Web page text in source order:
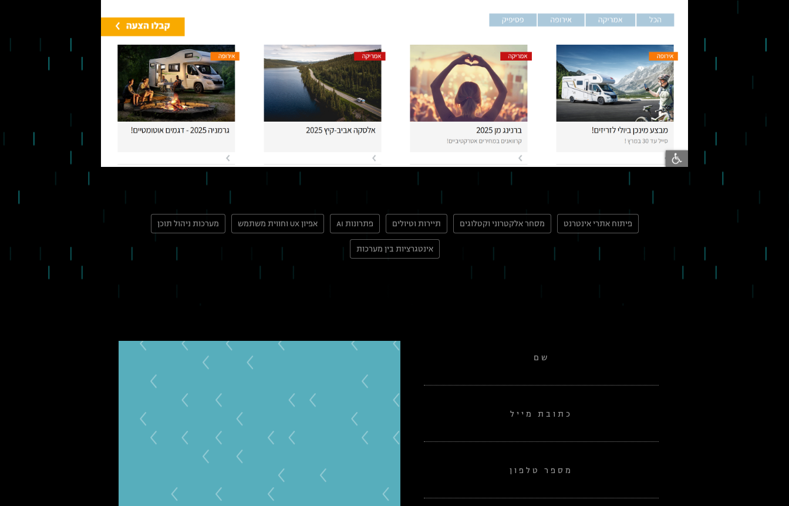
פיתוח אתרי אינטרנט מסחר אלקטרוני וקטלוגים תיירות וטיולים פתרונות AI אפיון UX וחווית משתמש מערכות ניהול תוכן
אינטגרציות בין מערכות
שם
כתובת מייל
מספר טלפון